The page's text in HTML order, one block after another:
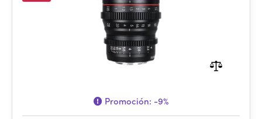
Promoción: -9%